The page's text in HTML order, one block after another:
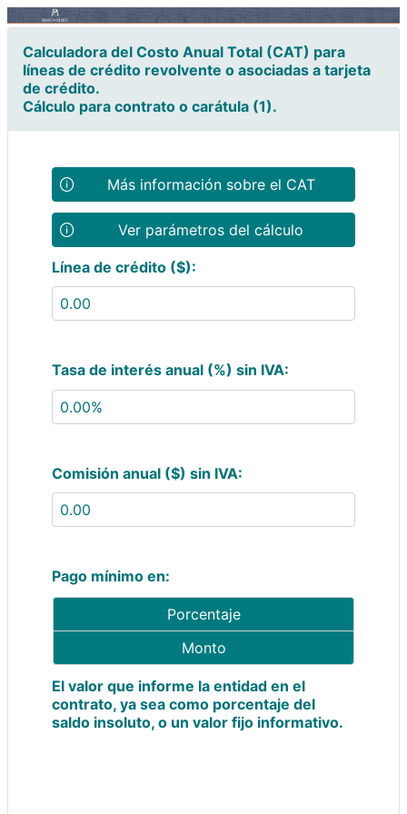
Calculadora del Costo Anual Total (CAT) para
líneas de crédito revolvente o asociadas a tarjeta
de crédito.
Cálculo para contrato o carátula (1).
Más información sobre el CAT
Ver parámetros del cálculo
Línea de crédito ($):
Tasa de interés anual (%) sin IVA:
Comisión anual ($) sin IVA:
Pago mínimo en:
Porcentaje
Monto
El valor que informe la entidad en el
contrato, ya sea como porcentaje del
saldo insoluto, o un valor fijo informativo.